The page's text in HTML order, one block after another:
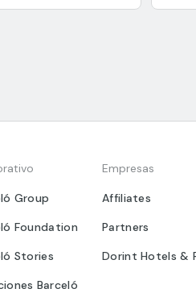
Group
Foundation
Stories
Barceló
Empresas
Affiliates
Partners
Dorint Hotels &